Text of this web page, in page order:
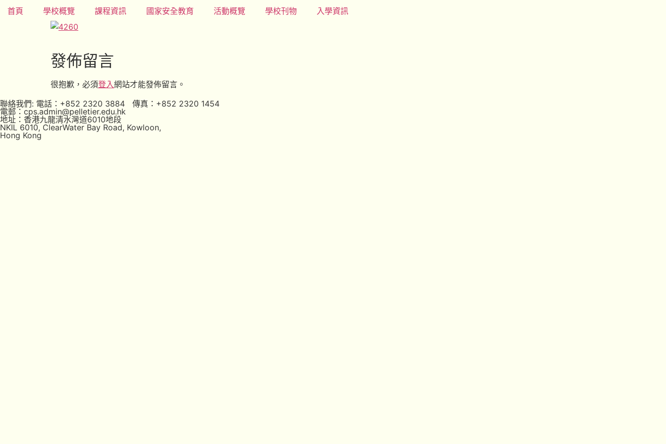
首頁 學校概覽 課程資訊 國家安全教育 活動概覽 學校刊物 入學資訊
發佈留言
很抱歉，必須登入網站才能發佈留言。
聯絡我們: 電話：+852 2320 3884 傳真：+852 2320 1454
電郵：cps.admin@pelletier.edu.hk
地址：香港九龍清水灣道6010地段
NKIL 6010, ClearWater Bay Road, Kowloon,
Hong Kong